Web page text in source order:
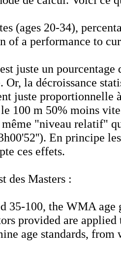
(ages 20-34),
of a performance to
juste un pourcentage
Or, la décroissance
juste proportionnelle
100 m 50% moins
"niveau relatif"
En principe
ces effets.
des Masters :
35-100, the WMA
provided are
age standards, from